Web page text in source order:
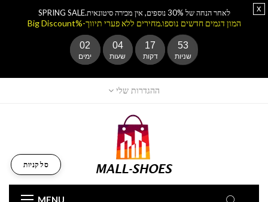
ההגדרות שלי
MENU
סל קניות
לאחר הנחה של 30% נוספים, אין מכירה סיטונאית.SPRING SALE
המון דגמים חדשים נוספו.מחירים ללא פערי תיווך-%Big Discount
02
ימים
04
שעות
17
דקות
52
שניות
x